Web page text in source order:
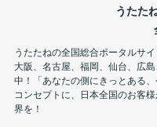
うたた
うたたねの全国総合ポータルサ
大阪、名古屋、福岡、仙台、広
中！「あなたの側にきっとある
コンセプトに、日本全国のお客
界を！